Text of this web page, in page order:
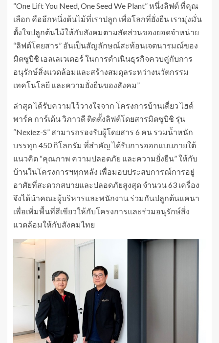
“One Lift You Need, One Seed We Plant” หนึ่งลิฟต์ ที่คุณ
เลือก คืออีกหนึ่งต้นไม้ที่เราปลูก เพื่อโลกที่ยั่งยืน เรามุ่งมั่น
ตั้งใจปลูกต้นไม้ให้กับสังคมตามสัดส่วนของยอดจำหน่าย
“ลิฟต์โดยสาร” อันเป็นสัญลักษณ์สะท้อนเจตนารมณ์ของ
มิตซูบิชิ เอลเลเวเตอร์ ในการดำเนินธุรกิจควบคู่กับการ
อนุรักษ์สิ่งแวดล้อมและสร้างสมดุลระหว่างนวัตกรรม
เทคโนโลยี และความยั่งยืนของสังคม”
ล่าสุด ได้รับความไว้วางใจจาก โครงการบ้านเดี่ยว ไฮด์
พาร์ค การ์เด้น วิภาวดี ติดตั้งลิฟต์โดยสารมิตซูบิชิ รุ่น
“Nexiez-S” สามารถรองรับผู้โดยสาร 6 คน รวมน้ำหนัก
บรรทุก 450 กิโลกรัม ที่สำคัญ ได้รับการออกแบบภายใต้
แนวคิด “คุณภาพ ความปลอดภัย และความยั่งยืน” ให้กับ
บ้านในโครงการฯทุกหลัง เพื่อมอบประสบการณ์การอยู่
อาศัยที่สะดวกสบายและปลอดภัยสูงสุด จำนวน 63 เครื่อง
จึงได้นำคณะผู้บริหารและพนักงาน ร่วมกันปลูกต้นแคนา
เพื่อเพิ่มพื้นที่สีเขียวให้กับโครงการและร่วมอนุรักษ์สิ่ง
แวดล้อมให้กับสังคมไทย